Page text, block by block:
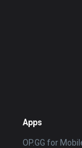
Apps
OP.GG for